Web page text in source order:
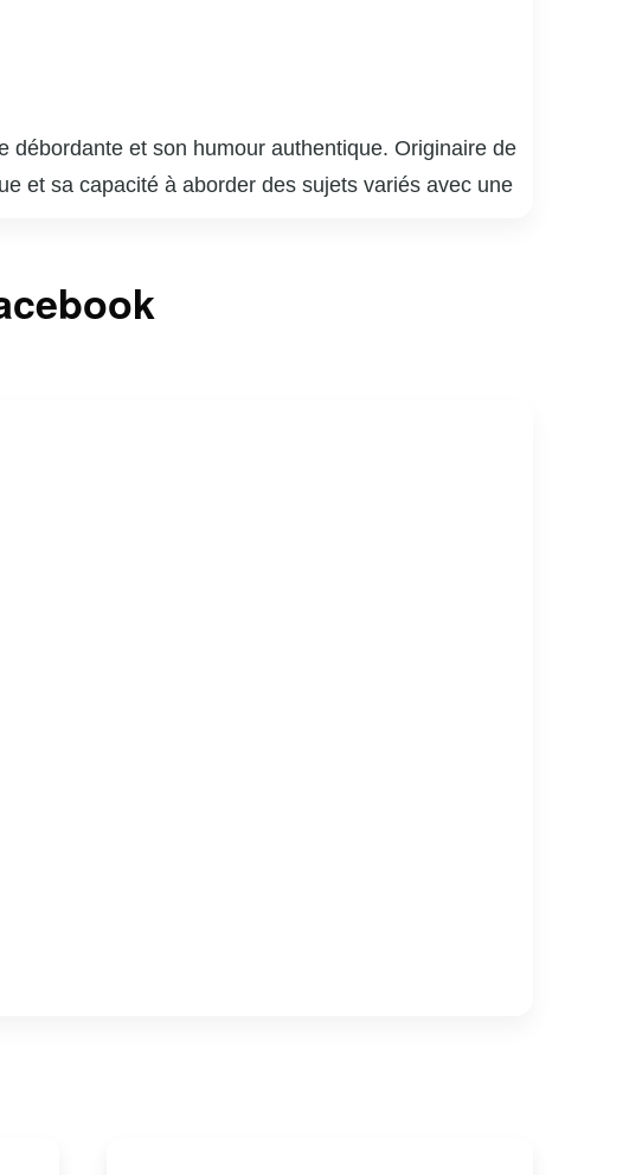
et son humour authentique. Originaire de
et sa capacité à aborder des sujets variés avec une
se connecter avec un large éventail de spectateurs,
d’influencer et d’inspirer par son engagement